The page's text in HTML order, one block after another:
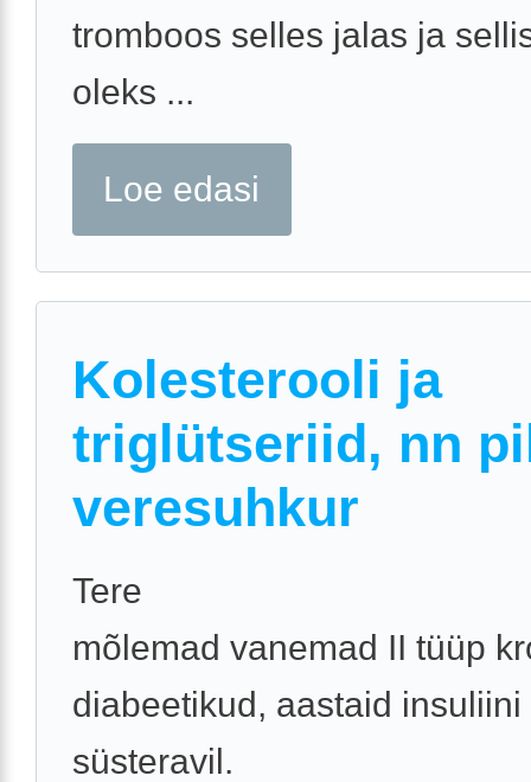
tromboos selles jalas ja
oleks ...
Loe edasi
Kolesterooli ja
triglütseriid, nn
veresuhkur
Tere
mõlemad vanemad II tüüp
diabeetikud, aastaid insuliini
süsteravil.